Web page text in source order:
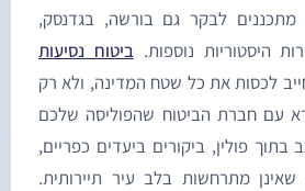
לבקר גם בורשה, בגדנסק,
נוספות.ביטוח נסיעות
את כל שטח המדינה, ולא רק
הביטוח שהפוליסה שלכם
ביקורים ביעדים כפריים,
מתרחשות בלב עיר תיירותית.